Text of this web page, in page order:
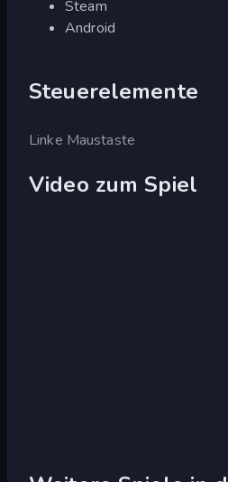
Steam
Android
Steuerelemente
Linke Maustaste
Video zum Spiel